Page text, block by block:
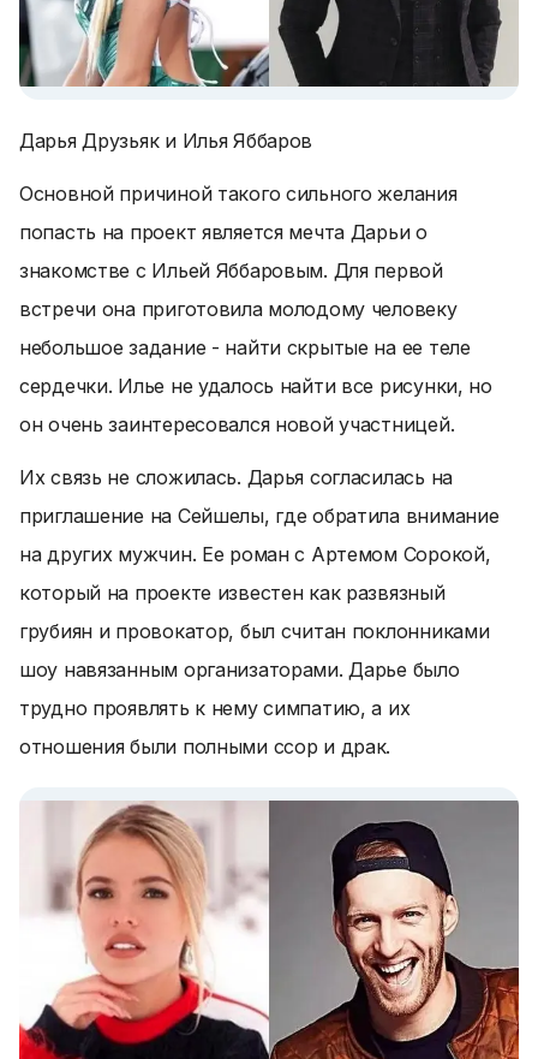
Дарья Друзьяк и Илья Яббаров
Основной причиной такого сильного желания
попасть на проект является мечта Дарьи о
знакомстве с Ильей Яббаровым. Для первой
встречи она приготовила молодому человеку
небольшое задание - найти скрытые на ее теле
сердечки. Илье не удалось найти все рисунки, но
он очень заинтересовался новой участницей.
Их связь не сложилась. Дарья согласилась на
приглашение на Сейшелы, где обратила внимание
на других мужчин. Ее роман с Артемом Сорокой,
который на проекте известен как развязный
грубиян и провокатор, был считан поклонниками
шоу навязанным организаторами. Дарье было
трудно проявлять к нему симпатию, а их
отношения были полными ссор и драк.